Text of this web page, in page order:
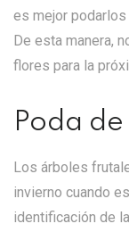
es mejor
De esta manera,
flores para la
Poda
Los árboles
invierno cuando
identificación de